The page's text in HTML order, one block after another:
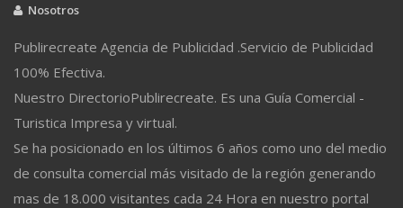
Nosotros
Publirecreate Agencia de Publicidad .Servicio de Publicidad
100% Efectiva.
Nuestro DirectorioPublirecreate. Es una Guía Comercial -
Turistica Impresa y virtual.
Se ha posicionado en los últimos 6 años como uno del medio
de consulta comercial más visitado de la región generando
mas de 18.000 visitantes cada 24 Hora en nuestro portal